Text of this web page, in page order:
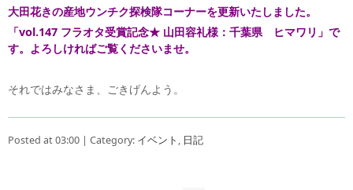
大田花きの産地ウンチク探検隊コーナーを更新いたしました。
「vol.147 フラオタ受賞記念★ 山田容礼様：千葉県 ヒマワリ」で
す。よろしければご覧くださいませ。
それではみなさま、ごきげんよう。
Posted at 03:00 | Category: イベント , 日記